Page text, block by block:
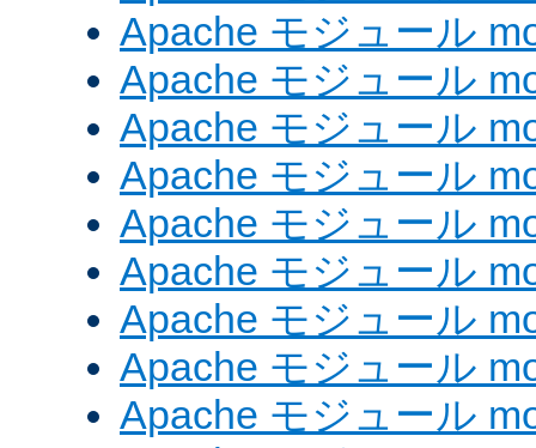
Apache モジュール
Apache モジュール
Apache モジュール
Apache モジュール
Apache モジュール
Apache モジュール
Apache モジュール
Apache モジュール
Apache モジュール